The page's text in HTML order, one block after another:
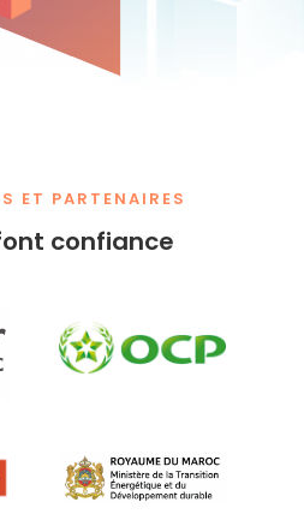
ET PARTENAIRES
confiance